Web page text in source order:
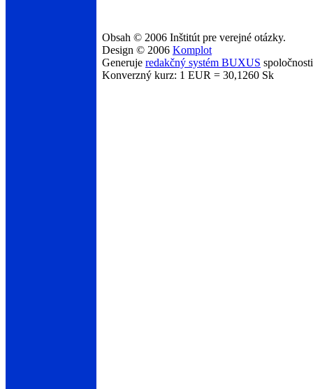
Obsah © 2006 Inštitút pre verejné otázky.
Design © 2006 Komplot
Generuje redakčný systém BUXUS
Konverzný kurz: 1 EUR = 30,1260 Sk